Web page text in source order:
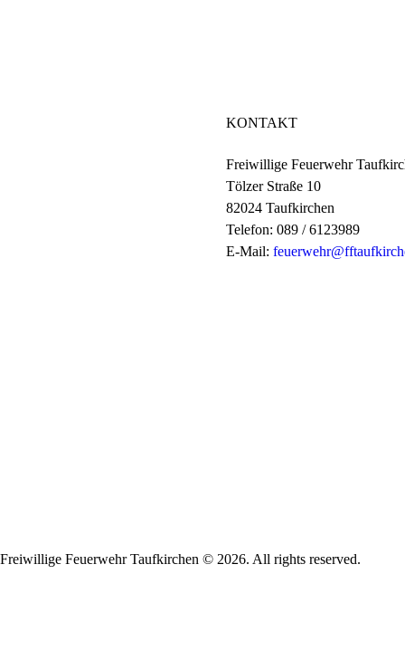
KONTAKT
Freiwillige Feuerwehr
Tölzer Straße 10
82024 Taufkirchen
Telefon: 089 / 6123989
E-Mail:
Freiwillige Feuerwehr Taufkirchen © 2026. All rights reserved.